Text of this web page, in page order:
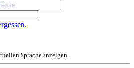
Sprache anzeigen.